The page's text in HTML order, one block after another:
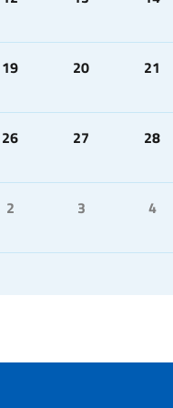
19 20 21
26 27 28
2 3 4